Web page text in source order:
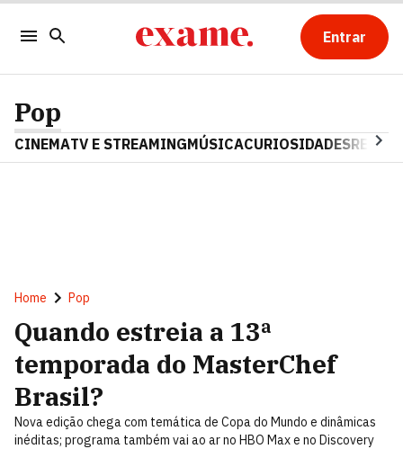
Entrar
Pop
CINEMATV E STREAMINGMÚSICACURIOSIDADES
Home Pop
Quando estreia a 13ª
temporada do MasterChef
Brasil?
Nova edição chega com temática de Copa do Mundo e dinâmicas
inéditas; programa também vai ao ar no HBO Max e no Discovery